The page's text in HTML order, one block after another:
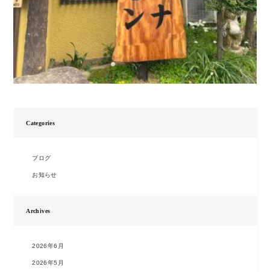
Categories
ブログ
お知らせ
Archives
2026年6月
2026年5月